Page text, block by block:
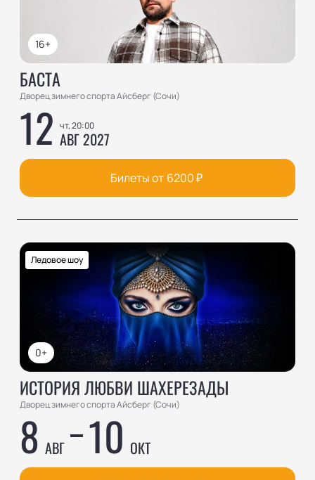
16+
БАСТА
Дворец зимнего спорта Айсберг (Сочи)
12 чт, 20:00
АВГ 2027
Билеты от 6200₽
0+
Ледовое шоу
ИСТОРИЯ ЛЮБВИ ШАХЕРЕЗАДЫ
Дворец зимнего спорта Айсберг (Сочи)
8 АВГ 10 ОКТ